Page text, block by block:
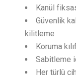
Kanül
Güvenlik
kilitleme
Koruma
Sabitleme
Her türlü